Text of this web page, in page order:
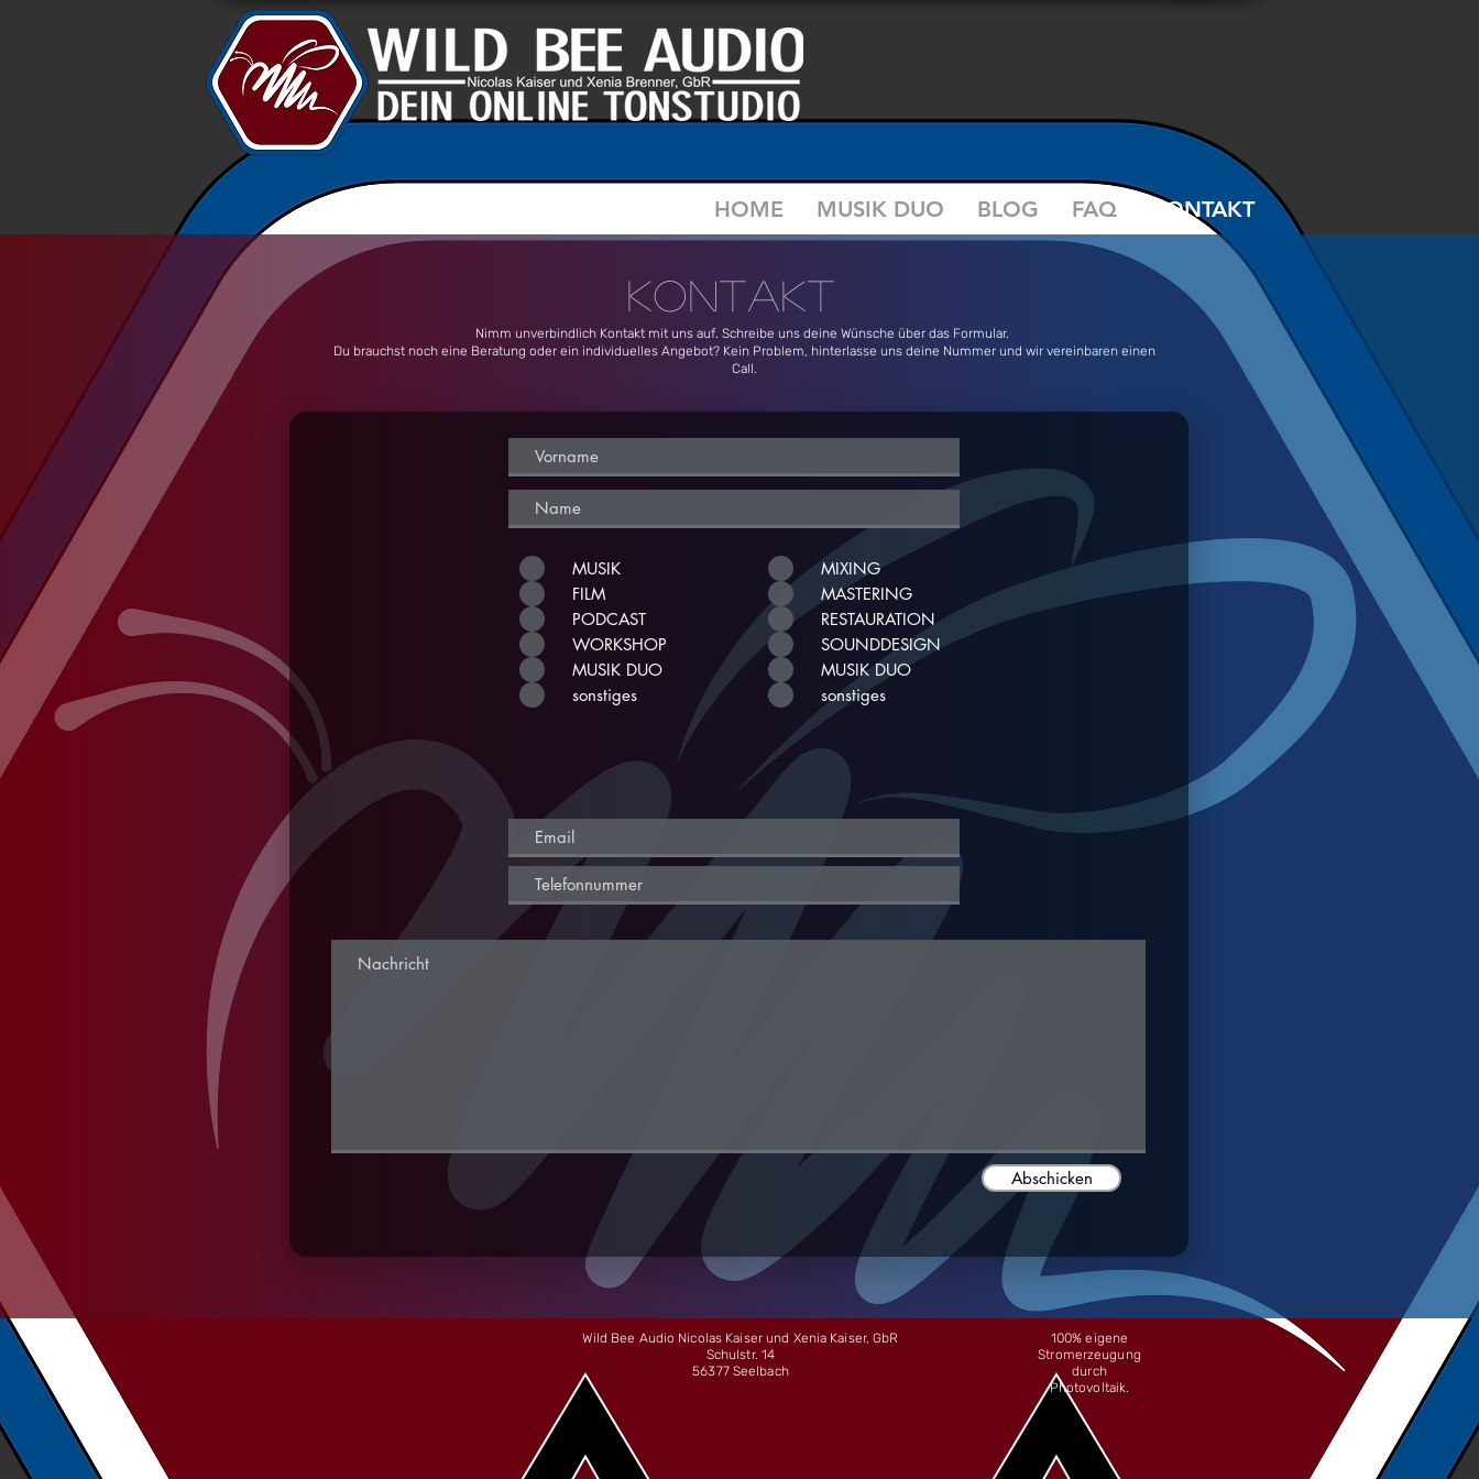
HOME MUSIK DUO BLOG FAQ KONTAKT
Kontakt
Nimm unverbindlich Kontakt mit uns auf. Schreibe uns deine Wünsche über das Formular.
Du brauchst noch eine Beratung oder ein individuelles Angebot? Kein Problem, hinterlasse uns deine Nummer und wir vereinbaren einen
Call.
MUSIK
FILM
PODCAST
WORKSHOP
MUSIK DUO
sonstiges
MIXING
MASTERING
RESTAURATION
SOUNDDESIGN
MUSIK DUO
sonstiges
Abschicken
Wild Bee Audio Nicolas Kaiser und Xenia Kaiser, GbR
Schulstr. 14
56377 Seelbach
100% eigene
Stromerzeugung
durch
Photovoltaik.